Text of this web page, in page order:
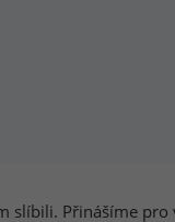
slíbili. Přinášíme